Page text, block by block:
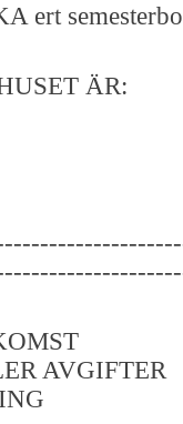
ert
ÄR:
AVGIFTER